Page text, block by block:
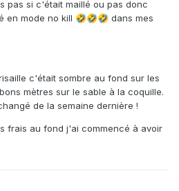
pas si c'était maillé ou pas donc
en mode no kill 🤣🤣🤣 dans mes
c'était sombre au fond sur les
mètres sur le sable à la coquille.
de la semaine dernière !
frais au fond j'ai commencé à avoir